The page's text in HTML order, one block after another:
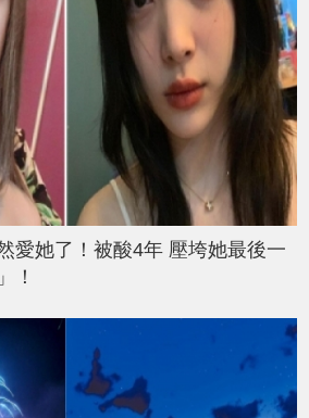
愛她了！被酸4年 壓垮她最後一
！